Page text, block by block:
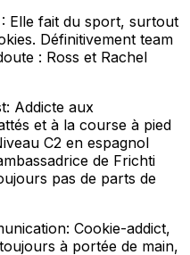
Elle fait du sport, surtout
Définitivement team
: Ross et Rachel
Addicte aux
et à la course à pied
C2 en espagnol
de Frichti
pas de parts de
Cookie-addict,
à portée de main,